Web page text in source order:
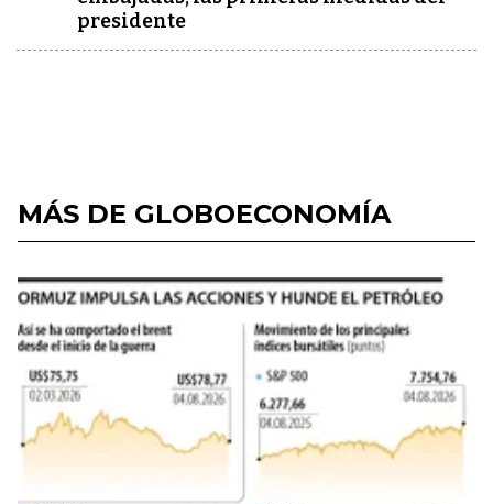
presidente
MÁS DE GLOBOECONOMÍA